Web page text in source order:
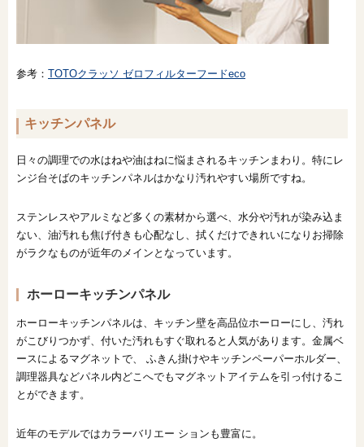
参考： TOTOクラッソ ゼロフィルターフードeco
キッチンパネル
日々の調理での水はねや油はねに悩まされるキッチンまわり。特にレ
ンジ台そばのキッチンパネルはかなり汚れやすい場所ですね。
ステンレスやアルミなど多くの素材から選べ、水分や汚れが染み込ま
ない、油汚れも焦げ付きも心配なし、拭くだけできれいになりお掃除
がラクなものが近年のメインとなっています。
ホーローキッチンパネル
ホーローキッチンパネルは、キッチン壁を高品位ホーローにし、汚れ
がこびりつかず、付いた汚れもすぐ取れると人気があります。金属ベ
ースによるマグネットで、 ふきん掛けやキッチンペーパーホルダー、
調理器具などパネル内どこへでもマグネットアイテムを引っ付けるこ
とができます。
近年のモデルではカラーバリエー ションも豊富に。